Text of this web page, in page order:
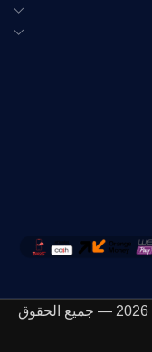
2026 — جميع الحقوق